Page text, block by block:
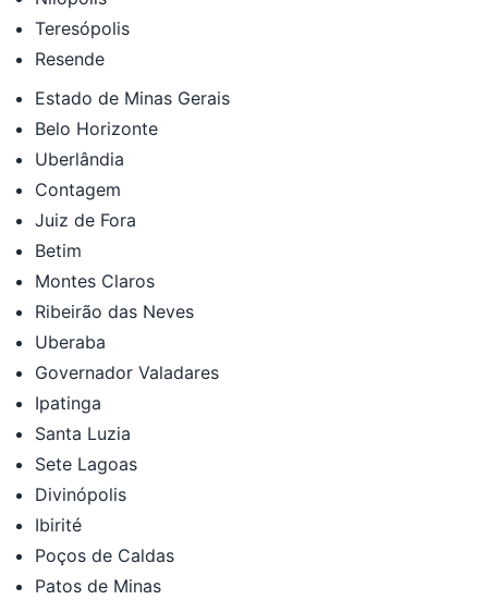
Teresópolis
Resende
Estado de Minas Gerais
Belo Horizonte
Uberlândia
Contagem
Juiz de Fora
Betim
Montes Claros
Ribeirão das Neves
Uberaba
Governador Valadares
Ipatinga
Santa Luzia
Sete Lagoas
Divinópolis
Ibirité
Poços de Caldas
Patos de Minas